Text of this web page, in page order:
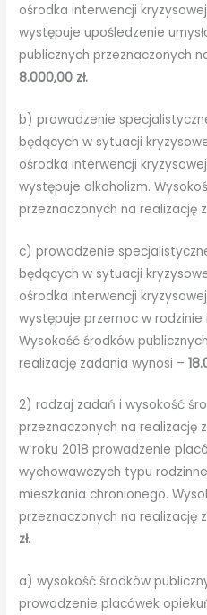
ośrodka interwencji
występuje upośledzenie
publicznych przeznaczonych
8.000,00 zł.
b) prowadzenie
będących w sytuacji
ośrodka interwencji
występuje alkoholizm.
przeznaczonych na realizację
c) prowadzenie
będących w sytuacji
ośrodka interwencji
występuje przemoc w
Wysokość środków
realizację zadania wynosi –
2) rodzaj zadań i wysokość
przeznaczonych na realizację
w roku 2018 prowadzenie
wychowawczych typu
mieszkania chronionego.
przeznaczonych na realizację
zł.
a) wysokość środków
prowadzenie placówek